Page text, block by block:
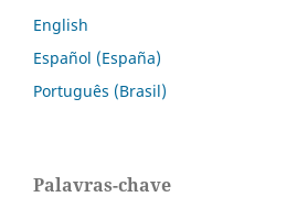
English
Español (España)
Português (Brasil)
Palavras-chave